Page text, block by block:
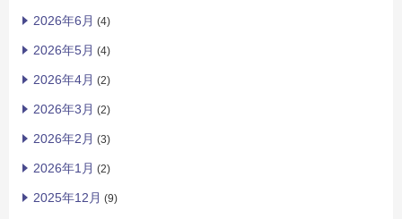
2026年6月 (4)
2026年5月 (4)
2026年4月 (2)
2026年3月 (2)
2026年2月 (3)
2026年1月 (2)
2025年12月 (9)